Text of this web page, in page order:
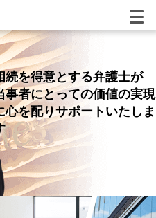
続を得意とする弁護士が
事者にとっての価値の実現
心を配りサポートいたしま